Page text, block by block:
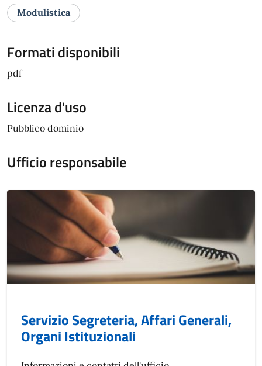
Modulistica
Formati disponibili
pdf
Licenza d'uso
Pubblico dominio
Ufficio responsabile
Servizio Segreteria, Affari Generali,
Organi Istituzionali